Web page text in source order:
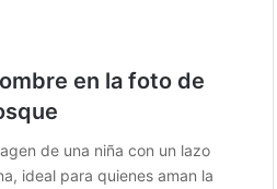
en la foto de
de una niña con un lazo
ideal para quienes aman la